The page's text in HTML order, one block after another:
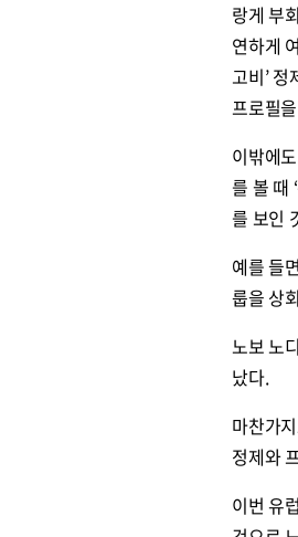
랑게 부
연하게
고비’
프로필
이밖에
를 볼 때
를 보인
예를 들
룹을 상
노보 노
났다.
마찬가
정제와
이번 유